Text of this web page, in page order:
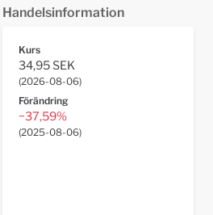
Handelsinformation
Kurs
34,95 SEK
(2026-08-06)
Förändring
−37,59%
(2025-08-06)